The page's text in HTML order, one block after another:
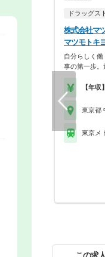
ドラッグス
株式会社マ
マツモトキ
自分らしく
事の第一歩。
【年
東京都
東京メ